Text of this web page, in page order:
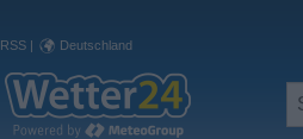
RSS | Deutschland